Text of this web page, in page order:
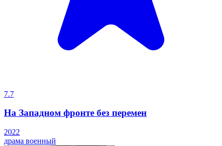
7.7
На Западном фронте без перемен
2022
драма военный